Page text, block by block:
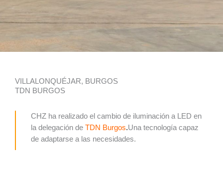
VILLALONQUÉJAR, BURGOS
TDN BURGOS
CHZ ha realizado el cambio de iluminación a LED en
la delegación de TDN Burgos.Una tecnología capaz
de adaptarse a las necesidades.